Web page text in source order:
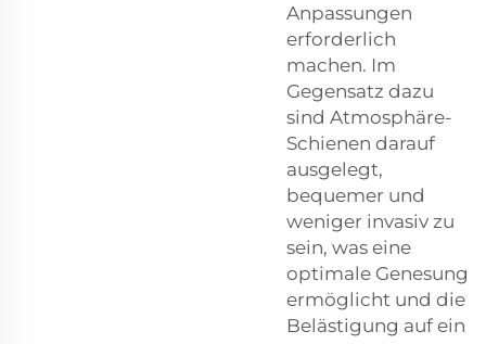
Anpassungen
erforderlich
machen. Im
Gegensatz dazu
sind Atmosphäre-
Schienen darauf
ausgelegt,
bequemer und
weniger invasiv zu
sein, was eine
optimale Genesung
ermöglicht und die
Belästigung auf ein